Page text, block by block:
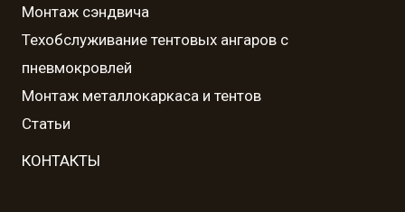
Монтаж сэндвича
Техобслуживание тентовых ангаров с
пневмокровлей
Монтаж металлокаркаса и тентов
Статьи
КОНТАКТЫ